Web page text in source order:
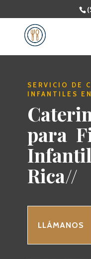
SERVICIO DE
INFANTILES
para
Rica//
LLÁMANOS